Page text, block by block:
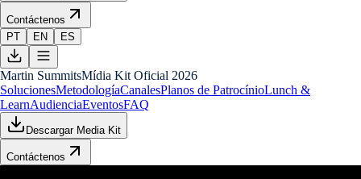
Contáctenos
PT
EN ES
Martin SummitsMídia Kit Oficial 2026
SolucionesMetodologíaCanalesPlanos de PatrocínioLunch &
LearnAudienciaEventosFAQ
Descargar Media Kit
Contáctenos